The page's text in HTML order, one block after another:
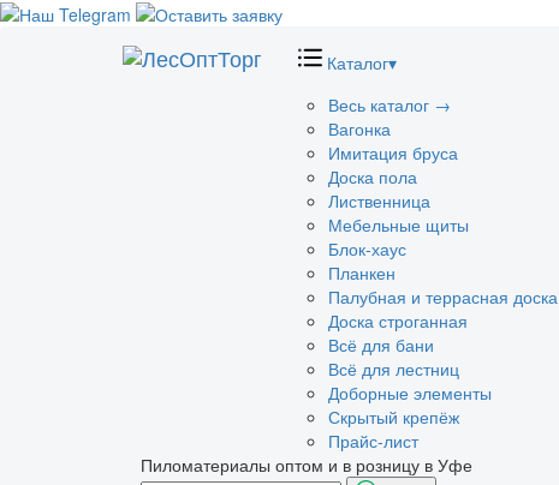
Каталог▾
Весь каталог →
Вагонка
Имитация бруса
Доска пола
Лиственница
Мебельные щиты
Блок-хаус
Планкен
Палубная и террасная доска
Доска строганная
Всё для бани
Всё для лестниц
Доборные элементы
Скрытый крепёж
Прайс-лист
Пиломатериалы оптом и в розницу в Уфе